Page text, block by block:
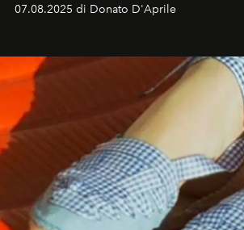
07.08.2025 di Donato D'Aprile